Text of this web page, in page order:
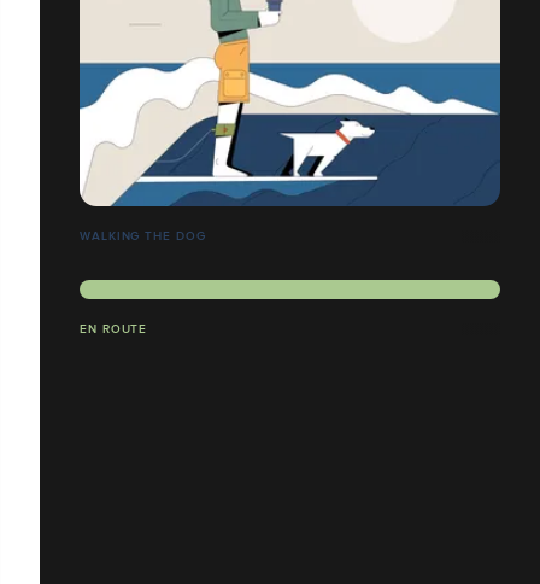
WALKING THE DOG
EN ROUTE